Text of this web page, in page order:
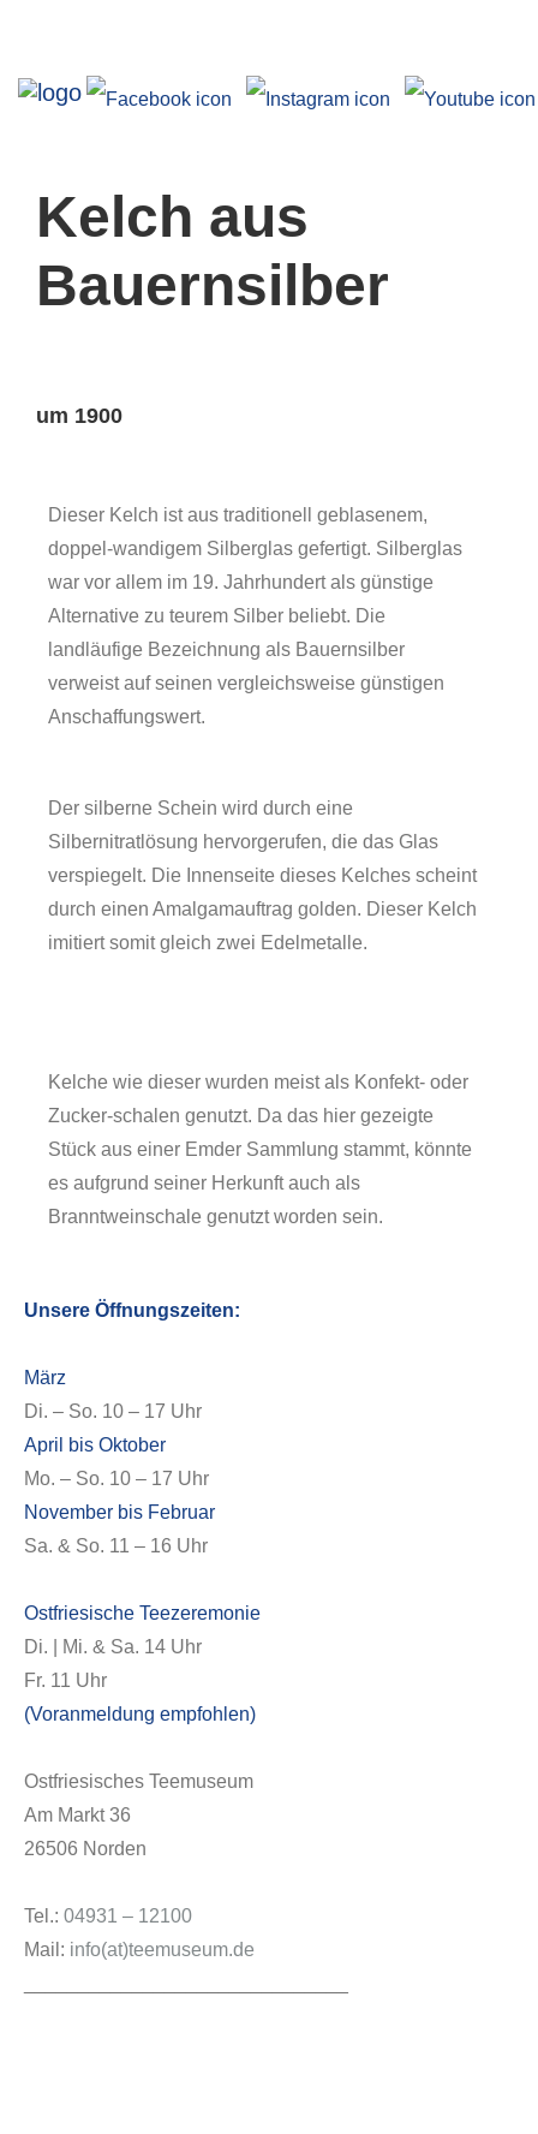
Angebote
Über uns
Service
Kelch aus
Bauernsilber
um 1900
Dieser Kelch ist aus traditionell geblasenem,
doppel-wandigem Silberglas gefertigt. Silberglas
war vor allem im 19. Jahrhundert als günstige
Alternative zu teurem Silber beliebt. Die
landläufige Bezeichnung als Bauernsilber
verweist auf seinen vergleichsweise günstigen
Anschaffungswert.
Der silberne Schein wird durch eine
Silbernitratlösung hervorgerufen, die das Glas
verspiegelt. Die Innenseite dieses Kelches scheint
durch einen Amalgamauftrag golden. Dieser Kelch
imitiert somit gleich zwei Edelmetalle.
Kelche wie dieser wurden meist als Konfekt- oder
Zucker-schalen genutzt. Da das hier gezeigte
Stück aus einer Emder Sammlung stammt, könnte
es aufgrund seiner Herkunft auch als
Branntweinschale genutzt worden sein.
Unsere Öffnungszeiten:
März
Di. – So. 10 – 17 Uhr
April bis Oktober
Mo. – So. 10 – 17 Uhr
November bis Februar
Sa. & So. 11 – 16 Uhr
Ostfriesische Teezeremonie
Di. | Mi. & Sa. 14 Uhr
Fr. 11 Uhr
(Voranmeldung empfohlen)
Ostfriesisches Teemuseum
Am Markt 36
26506 Norden
Tel.: 04931 – 12100
Mail: info(at)teemuseum.de